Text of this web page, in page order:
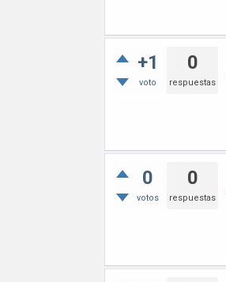
+1
voto
0
respuestas
0
votos
0
respuestas